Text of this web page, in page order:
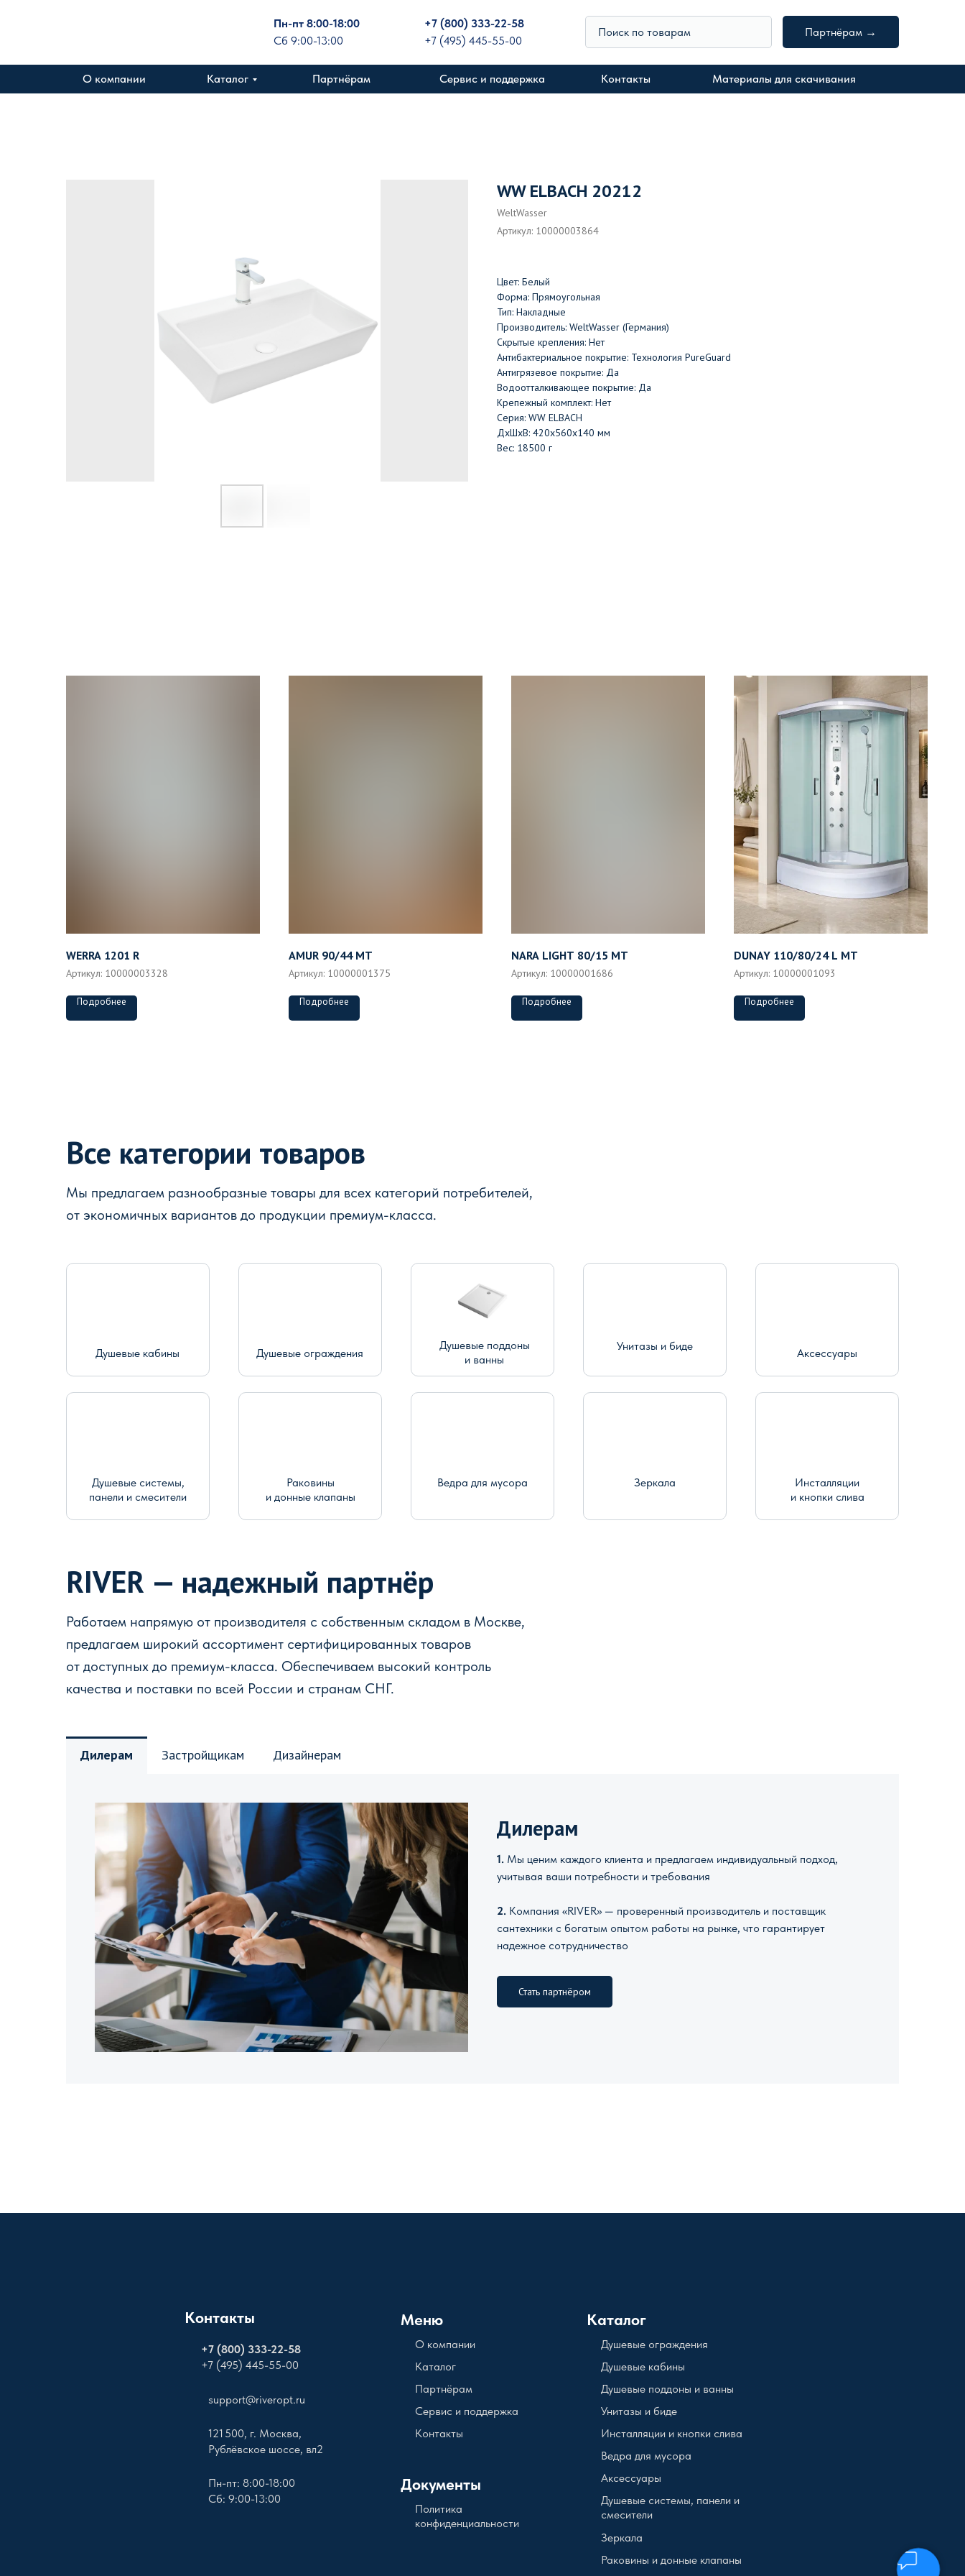
Партнёрам →
О компании Материалы для скачивания
Каталог Партнёрам Сервис и поддержка Контакты
Пн-пт 8:00-18:00
Сб 9:00-13:00
+7 (800) 333-22-58
+7 (495) 445-55-00
Поиск по товарам
WW ELBACH 20212
WeltWasser
Артикул: 10000003864
Цвет: Белый
Форма: Прямоугольная
Тип: Накладные
Производитель: WeltWasser (Германия)
Скрытые крепления: Нет
Антибактериальное покрытие: Технология PureGuard
Антигрязевое покрытие: Да
Водоотталкивающее покрытие: Да
Крепежный комплект: Нет
Серия: WW ELBACH
ДxШxВ: 420x560x140 мм
Вес: 18500 г
WERRA 1201 R
Артикул: 10000003328
Подробнее
AMUR 90/44 MT
Артикул: 10000001375
Подробнее
NARA LIGHT 80/15 MT
Артикул: 10000001686
Подробнее
DUNAY 110/80/24 L MT
Артикул: 10000001093
Подробнее
Все категории товаров
Мы предлагаем разнообразные товары для всех категорий потребителей,
от экономичных вариантов до продукции премиум-класса.
Душевые системы,
панели и смесители
Ведра для мусора
Душевые кабины
Зеркала
Душевые ограждения
Раковины
и донные клапаны
Аксессуары
Инсталляции
и кнопки слива
Унитазы и биде
Душевые поддоны
и ванны
RIVER — надежный партнёр
Работаем напрямую от производителя с собственным складом в Москве,
предлагаем широкий ассортимент сертифицированных товаров
от доступных до премиум-класса. Обеспечиваем высокий контроль
качества и поставки по всей России и странам СНГ.
Дилерам Застройщикам Дизайнерам
Дилерам
1. Мы ценим каждого клиента и предлагаем индивидуальный подход,
учитывая ваши потребности и требования
2. Компания «RIVER» — проверенный производитель и поставщик
сантехники с богатым опытом работы на рынке, что гарантирует
надежное сотрудничество
Стать партнёром
Контакты
+7 (800) 333-22-58
+7 (495) 445-55-00
support@riveropt.ru
Меню
121 500, г. Москва,
Рублёвское шоссе, вл2
О компании
Документы
Пн-пт: 8:00-18:00
Сб: 9:00-13:00
Каталог
Политика
конфиденциальности
Партнёрам
Сервис и поддержка
Контакты
Каталог
Душевые кабины
Душевые поддоны и ванны
Унитазы и биде
Инсталляции и кнопки слива
Ведра для мусора
Аксессуары
Душевые системы, панели и
смесители
Зеркала
Раковины и донные клапаны
Душевые ограждения